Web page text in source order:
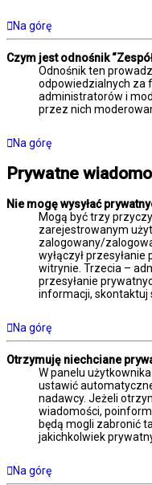
Na górę
Czym jest odnośnik
Odnośnik ten
odpowiedzialnych za
administratorów i
przez nich
Na górę
Prywatne
Nie mogę wysyłać
Mogą być trzy
zarejestrowanym
zalogowany/
wyłączył
witrynie. Trzecia –
przesyłanie
informacji, skontaktuj
Na górę
Otrzymuję niechciane
W panelu
ustawić
nadawcy. Jeżeli
wiadomości,
będą mogli zabronić
jakichkolwiek
Na górę